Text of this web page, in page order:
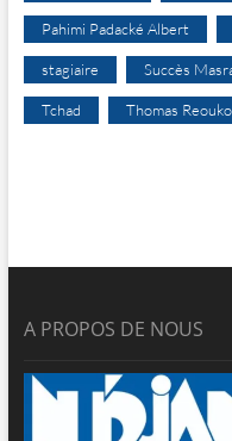
Pahimi Padacké Albert
stagiaire Succès
Tchad Thomas
A PROPOS DE NOUS